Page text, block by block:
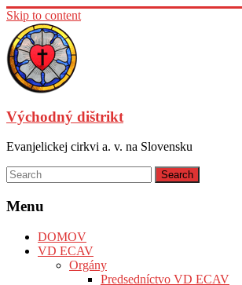
Skip to content
Východný dištrikt
Evanjelickej cirkvi a. v. na Slovensku
Menu
DOMOV
VD ECAV
Orgány
Predsedníctvo VD ECAV